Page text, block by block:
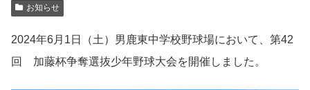
お知らせ
2024年6月1日（土）男鹿東中学校野球場において、第42
回 加藤杯争奪選抜少年野球大会を開催しました。